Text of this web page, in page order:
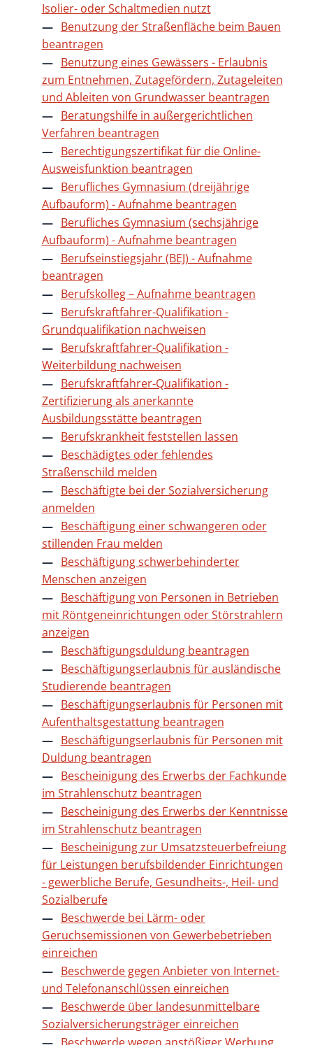
Isolier- oder Schaltmedien nutzt
Benutzung der Straßenfläche beim Bauen
beantragen
Benutzung eines Gewässers - Erlaubnis
zum Entnehmen, Zutagefördern, Zutageleiten
und Ableiten von Grundwasser beantragen
Beratungshilfe in außergerichtlichen
Verfahren beantragen
Berechtigungszertifikat für die Online-
Ausweisfunktion beantragen
Berufliches Gymnasium (dreijährige
Aufbauform) - Aufnahme beantragen
Berufliches Gymnasium (sechsjährige
Aufbauform) - Aufnahme beantragen
Berufseinstiegsjahr (BEJ) - Aufnahme
beantragen
Berufskolleg – Aufnahme beantragen
Berufskraftfahrer-Qualifikation -
Grundqualifikation nachweisen
Berufskraftfahrer-Qualifikation -
Weiterbildung nachweisen
Berufskraftfahrer-Qualifikation -
Zertifizierung als anerkannte
Ausbildungsstätte beantragen
Berufskrankheit feststellen lassen
Beschädigtes oder fehlendes
Straßenschild melden
Beschäftigte bei der Sozialversicherung
anmelden
Beschäftigung einer schwangeren oder
stillenden Frau melden
Beschäftigung schwerbehinderter
Menschen anzeigen
Beschäftigung von Personen in Betrieben
mit Röntgeneinrichtungen oder Störstrahlern
anzeigen
Beschäftigungsduldung beantragen
Beschäftigungserlaubnis für ausländische
Studierende beantragen
Beschäftigungserlaubnis für Personen mit
Aufenthaltsgestattung beantragen
Beschäftigungserlaubnis für Personen mit
Duldung beantragen
Bescheinigung des Erwerbs der Fachkunde
im Strahlenschutz beantragen
Bescheinigung des Erwerbs der Kenntnisse
im Strahlenschutz beantragen
Bescheinigung zur Umsatzsteuerbefreiung
für Leistungen berufsbildender Einrichtungen
- gewerbliche Berufe, Gesundheits-, Heil- und
Sozialberufe
Beschwerde bei Lärm- oder
Geruchsemissionen von Gewerbebetrieben
einreichen
Beschwerde gegen Anbieter von Internet-
und Telefonanschlüssen einreichen
Beschwerde über landesunmittelbare
Sozialversicherungsträger einreichen